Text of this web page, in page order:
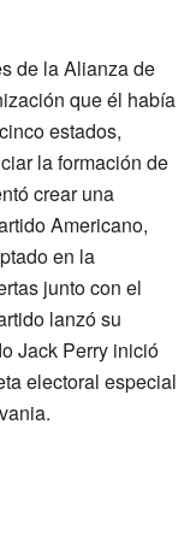
de la Alianza de
que él había
estados,
la formación de
crear una
Americano,
en la
junto con el
lanzó su
Jack Perry inició
electoral especial